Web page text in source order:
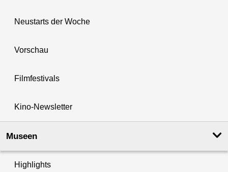
Neustarts der Woche
Vorschau
Filmfestivals
Kino-Newsletter
Museen
Highlights